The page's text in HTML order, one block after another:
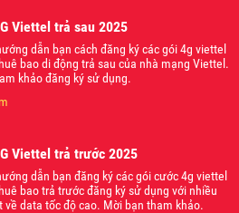
Viettel trả sau 2025
dẫn bạn cách đăng ký các gói 4g viettel
bao di động trả sau của nhà mạng Viettel.
khảo đăng ký sử dụng.
Viettel trả trước 2025
dẫn bạn đăng ký các gói cước 4g viettel
bao trả trước đăng ký sử dụng với nhiều
về data tốc độ cao. Mời bạn tham khảo.